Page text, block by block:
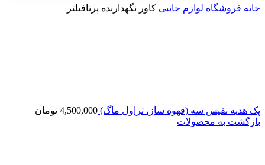
خانه فروشگاه لوازم جانبی کاور نگهدارنده پرتافیلتر
پک هدیه نفیس سه (قهوه ساز، تراول ماگ) 4,500,000 تومان
بازگشت به محصولات